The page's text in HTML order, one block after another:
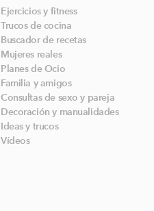
Ejercicios y fitness
Trucos de cocina
Buscador de recetas
Mujeres reales
Planes de Ocio
Familia y amigos
Consultas de sexo y pareja
Decoración y manualidades
Ideas y trucos
Vídeos